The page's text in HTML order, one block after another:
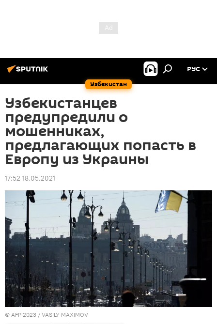
Узбекистан
РУС
Узбекистанцев
предупредили о
мошенниках,
предлагающих попасть в
Европу из Украины
17:52 18.05.2021
© AFP 2023 / VASILY MAXIMOV